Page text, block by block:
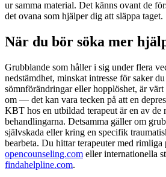
ur samma material. Det känns ovant de
det ovana som hjälper dig att släppa taget.
När du bör söka mer
Grubblande som håller i sig under flera
nedstämdhet, minskat intresse för saker
sömnförändringar eller hopplöshet, är
om — det kan vara tecken på att en
KBT hos en utbildad terapeut är en av de
behandlingarna. Detsamma gäller om
självskada eller kring en specifik
bearbeta. Du hittar terapeuter med rimliga
opencounseling.com eller internationella
findahelpline.com.